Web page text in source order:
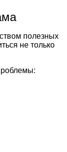
полезных
не только